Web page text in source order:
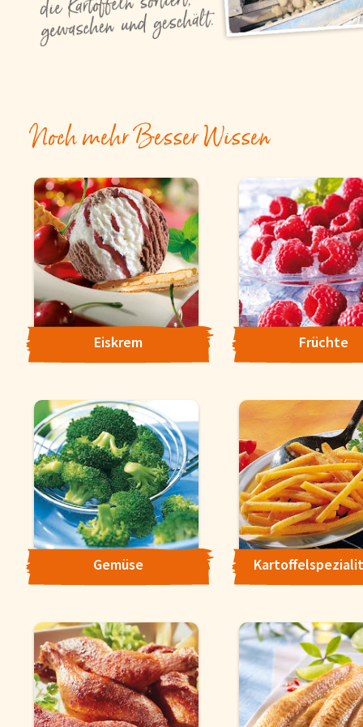
Noch mehr Besser Wissen
Eiskrem Früchte
Gemüse